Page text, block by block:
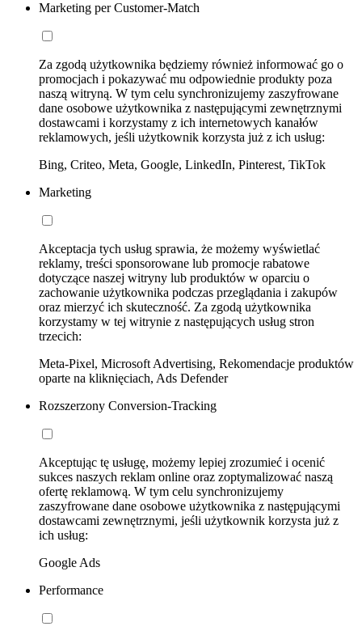
Marketing per Customer-Match
Za zgodą użytkownika będziemy również informować go o
promocjach i pokazywać mu odpowiednie produkty poza
naszą witryną. W tym celu synchronizujemy zaszyfrowane
dane osobowe użytkownika z następującymi zewnętrznymi
dostawcami i korzystamy z ich internetowych kanałów
reklamowych, jeśli użytkownik korzysta już z ich usług:
Bing, Criteo, Meta, Google, LinkedIn, Pinterest, TikTok
Marketing
Akceptacja tych usług sprawia, że możemy wyświetlać
reklamy, treści sponsorowane lub promocje rabatowe
dotyczące naszej witryny lub produktów w oparciu o
zachowanie użytkownika podczas przeglądania i zakupów
oraz mierzyć ich skuteczność. Za zgodą użytkownika
korzystamy w tej witrynie z następujących usług stron
trzecich:
Meta-Pixel, Microsoft Advertising, Rekomendacje produktów
oparte na kliknięciach, Ads Defender
Rozszerzony Conversion-Tracking
Akceptując tę usługę, możemy lepiej zrozumieć i ocenić
sukces naszych reklam online oraz zoptymalizować naszą
ofertę reklamową. W tym celu synchronizujemy
zaszyfrowane dane osobowe użytkownika z następującymi
dostawcami zewnętrznymi, jeśli użytkownik korzysta już z
ich usług:
Google Ads
Performance